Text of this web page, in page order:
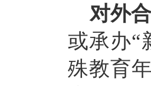
对外
或承办“
殊教育